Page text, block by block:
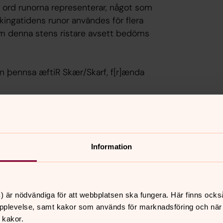
Information
är nödvändiga för att webbplatsen ska fungera. Här finns
samt kakor som används för marknadsföring och
runorna representerar, något som
runor användes för flera
denna stens ristare avsett bedöms
þennsa æftiR Skær/Skarf, f[r]ænda
tonande läspljud, som
som fanns i språket vid denna tid,
På nusvenska blir det:
efter Skär/Skarv, sin gode frände.”